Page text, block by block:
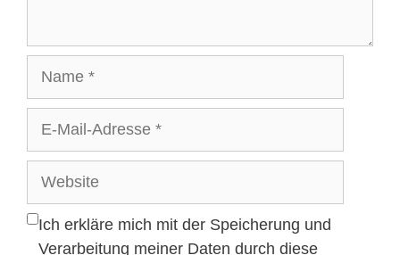
Adresse
Ich erkläre mich mit der Speicherung und
Verarbeitung meiner Daten durch diese